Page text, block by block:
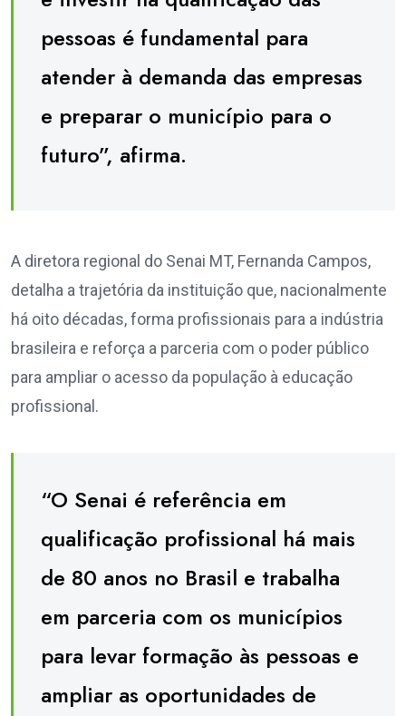
pessoas é fundamental para
atender à demanda das empresas
e preparar o município para o
futuro”, afirma.
A diretora regional do Senai MT, Fernanda Campos,
detalha a trajetória da instituição que, nacionalmente
há oito décadas, forma profissionais para a indústria
brasileira e reforça a parceria com o poder público
para ampliar o acesso da população à educação
profissional.
“O Senai é referência em
qualificação profissional há mais
de 80 anos no Brasil e trabalha
em parceria com os municípios
para levar formação às pessoas e
ampliar as oportunidades de